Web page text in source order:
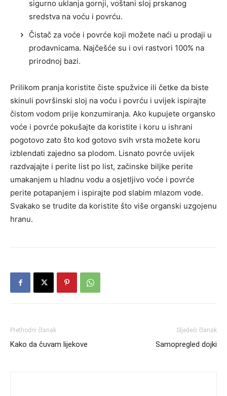
sigurno uklanja gornji, voštani sloj prskanog
sredstva na voću i povrću.
Čistač za voće i povrće koji možete naći u prodaji u
prodavnicama. Najčešće su i ovi rastvori 100% na
prirodnoj bazi.
Prilikom pranja koristite čiste spužvice ili četke da biste
skinuli površinski sloj na voću i povrću i uvijek ispirajte
čistom vodom prije konzumiranja. Ako kupujete organsko
voće i povrće pokušajte da koristite i koru u ishrani
pogotovo zato što kod gotovo svih vrsta možete koru
izblendati zajedno sa plodom. Lisnato povrće uvijek
razdvajajte i perite list po list, začinske biljke perite
umakanjem u hladnu vodu a osjetljivo voće i povrće
perite potapanjem i ispirajte pod slabim mlazom vode.
Svakako se trudite da koristite što više organski uzgojenu
hranu.
Prethodni članak
Kako da čuvam lijekove
Sljedeći članak
Samopregled dojki